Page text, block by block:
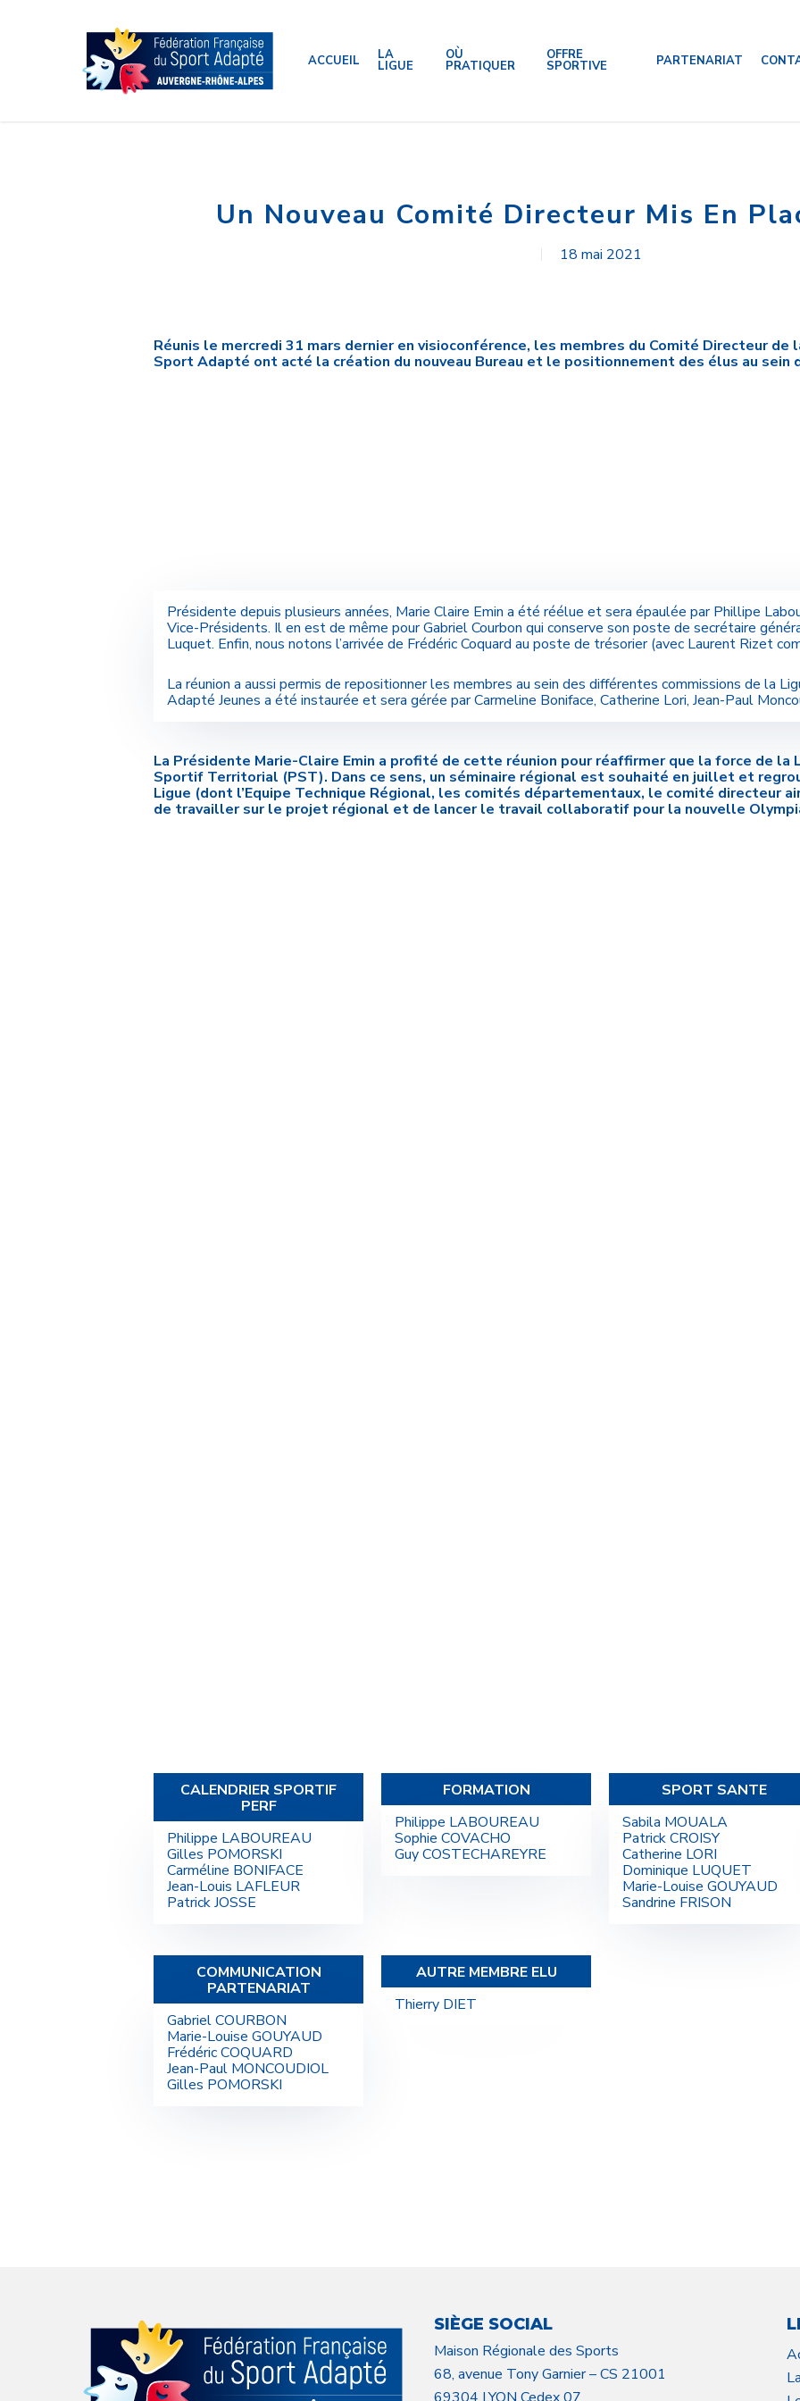
ACCUEIL LA
LIGUE
OÙ
PRATIQUER
OFFRE
SPORTIVE PARTENARIAT
Un Nouveau Comité Directeur Mis En
18 mai 2021
Réunis le mercredi 31 mars dernier en visioconférence, les membres du Comité Directeur de
Sport Adapté ont acté la création du nouveau Bureau et le positionnement des élus au sein
Présidente depuis plusieurs années, Marie Claire Emin a été réélue et sera épaulée par Phillipe
Vice-Présidents. Il en est de même pour Gabriel Courbon qui conserve son poste de secrétaire
Luquet. Enfin, nous notons l’arrivée de Frédéric Coquard au poste de trésorier (avec Laurent Rizet
La réunion a aussi permis de repositionner les membres au sein des différentes commissions de la
Adapté Jeunes a été instaurée et sera gérée par Carmeline Boniface, Catherine Lori, Jean-Paul
La Présidente Marie-Claire Emin a profité de cette réunion pour réaffirmer que la force de la
Sportif Territorial (PST). Dans ce sens, un séminaire régional est souhaité en juillet et
Ligue (dont l’Equipe Technique Régional, les comités départementaux, le comité directeur
de travailler sur le projet régional et de lancer le travail collaboratif pour la nouvelle
CALENDRIER SPORTIF
PERF
Philippe LABOUREAU
Gilles POMORSKI
Carméline BONIFACE
Jean-Louis LAFLEUR
Patrick JOSSE
FORMATION
Philippe LABOUREAU
Sophie COVACHO
Guy COSTECHAREYRE
SPORT SANTE
Sabila MOUALA
Patrick CROISY
Catherine LORI
Dominique LUQUET
Marie-Louise GOUYAUD
Sandrine FRISON
COMMUNICATION
PARTENARIAT
Gabriel COURBON
Marie-Louise GOUYAUD
Frédéric COQUARD
Jean-Paul MONCOUDIOL
Gilles POMORSKI
AUTRE MEMBRE ELU
Thierry DIET
SIÈGE SOCIAL
Maison Régionale des Sports
68, avenue Tony Garnier – CS 21001